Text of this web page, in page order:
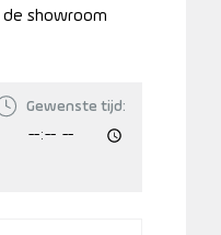
de showroom
Gewenste tijd: